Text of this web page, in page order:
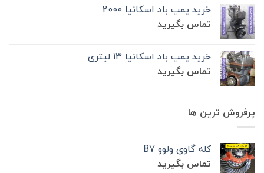
خرید پمپ باد اسکانیا 2000
تماس بگیرید
خرید پمپ باد اسکانیا 13 لیتری
تماس بگیرید
پرفروش ترین ها
کله گاوی ولوو B7
تماس بگیرید